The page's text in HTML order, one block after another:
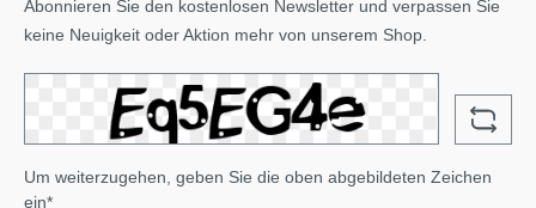
Abonnieren Sie den kostenlosen Newsletter und verpassen Sie
keine Neuigkeit oder Aktion mehr von unserem Shop.
Um weiterzugehen, geben Sie die oben abgebildeten Zeichen
ein*